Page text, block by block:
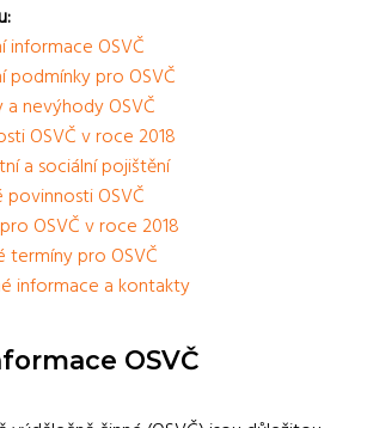
informace OSVČ
podmínky pro OSVČ
nevýhody OSVČ
OSVČ v roce 2018
a sociální pojištění
povinnosti OSVČ
OSVČ v roce 2018
termíny pro OSVČ
informace a kontakty
OSVČ